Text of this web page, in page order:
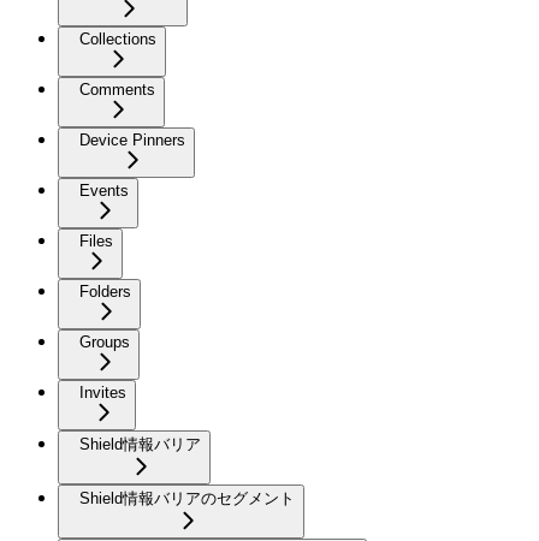
Collections
Comments
Device Pinners
Events
Files
Folders
Groups
Invites
Shield情報バリア
Shield情報バリアのセグメント